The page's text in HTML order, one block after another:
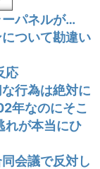
ーパネルが…
ついて勘違い
応
行為は絶対に
年なのにそこ
れが本当にひ
会議で反対し